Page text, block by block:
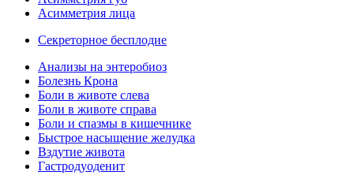
Асимметрия лица
Секреторное бесплодие
Анализы на энтеробиоз
Болезнь Крона
Боли в животе слева
Боли в животе справа
Боли и спазмы в кишечнике
Быстрое насыщение желудка
Вздутие живота
Гастродуоденит